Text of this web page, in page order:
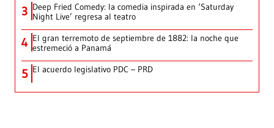
3 Deep Fried Comedy: la comedia inspirada en ‘Saturday
Night Live’ regresa al teatro
4 El gran terremoto de septiembre de 1882: la noche que
estremeció a Panamá
5 El acuerdo legislativo PDC – PRD